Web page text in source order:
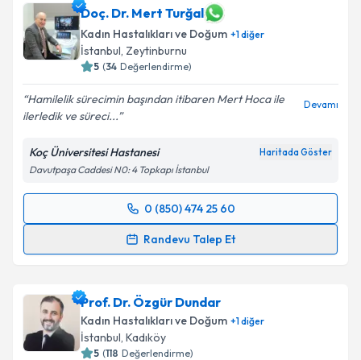
takvim hazırlandığında e-posta ile bilgilendireceğiz.
E-posta Adresiniz
Kişisel verilerimin işlenmesine ilişkin
kapsamda işlenmesini kabul ediyorum.
Takvim Talebini Gönder
Doç. Dr. Mert Turğal
Kadın Hastalıkları ve Doğum +1diğer
İstanbul, Zeytinburnu
5 (34 Değerlendirme)
Hamilelik sürecimin başından itibaren Mert Hoca ile
ilerledik ve süreci...
Devamı
Koç Üniversitesi Hastanesi Haritada Göster
Davutpaşa Caddesi N0: 4 Topkapı İstanbul
0 (850) 474 25 60
Randevu Talep Et
Randevu Takvimi Talebi
takvim hazırlandığında e-posta ile bilgilendireceğiz.
E-posta Adresiniz
Prof. Dr. Özgür Dundar
Kadın Hastalıkları ve Doğum +1diğer
İstanbul, Kadıköy
5 (118 Değerlendirme)